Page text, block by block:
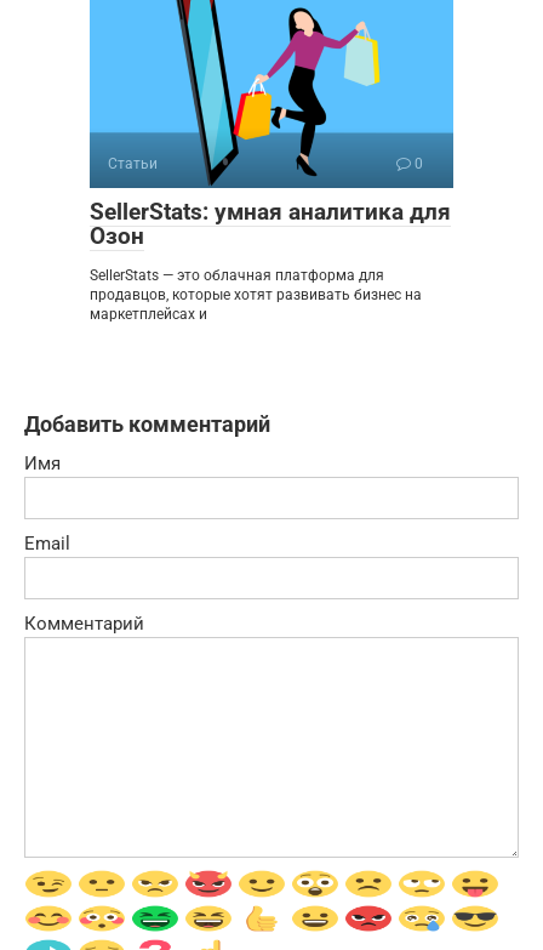
Статьи 0
SellerStats: умная аналитика для
Озон
SellerStats — это облачная платформа для
продавцов, которые хотят развивать бизнес на
маркетплейсах и
Добавить комментарий
Имя
Email
Комментарий